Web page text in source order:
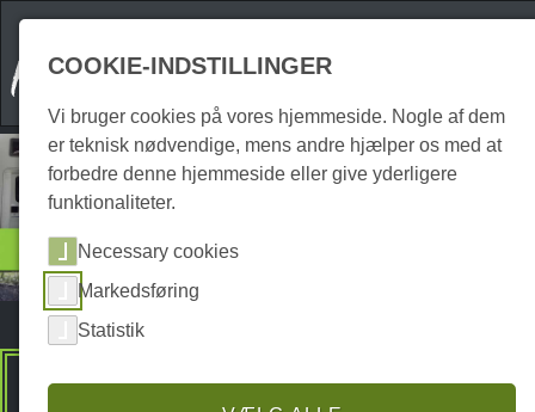
Overnatning
Camping pladser
Premium Spots
COOKIE-INDSTILLINGER
Vi bruger cookies på vores hjemmeside. Nogle af dem
er teknisk nødvendige, mens andre hjælper os med at
forbedre denne hjemmeside eller give yderligere
funktionaliteter.
Necessary cookies
Markedsføring
Statistik